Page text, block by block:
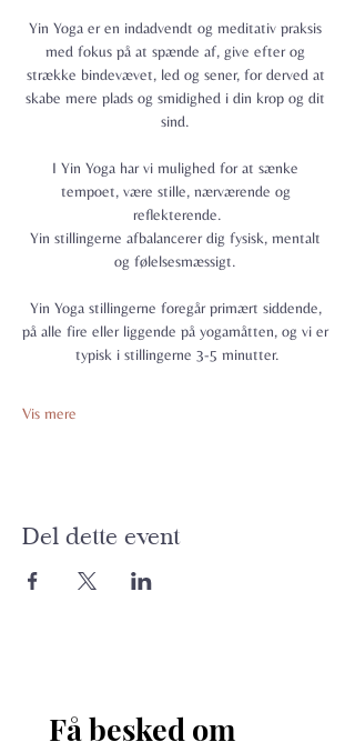
Yin Yoga er en indadvendt og meditativ praksis
med fokus på at spænde af, give efter og
strække bindevævet, led og sener, for derved at
skabe mere plads og smidighed i din krop og dit
sind.
I Yin Yoga har vi mulighed for at sænke
tempoet, være stille, nærværende og
reflekterende.
Yin stillingerne afbalancerer dig fysisk, mentalt
og følelsesmæssigt.
Yin Yoga stillingerne foregår primært siddende,
på alle fire eller liggende på yogamåtten, og vi er
typisk i stillingerne 3-5 minutter.
Vis mere
Del dette event
Få besked om